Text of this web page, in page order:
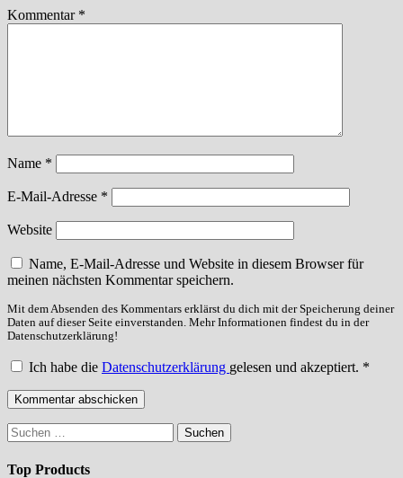
Kommentar *
Name *
E-Mail-Adresse *
Website
Name, E-Mail-Adresse und Website in diesem Browser für
meinen nächsten Kommentar speichern.
Mit dem Absenden des Kommentars erklärst du dich mit der Speicherung deiner
Daten auf dieser Seite einverstanden. Mehr Informationen findest du in der
Datenschutzerklärung!
Ich habe die Datenschutzerklärung gelesen und akzeptiert. *
Suchen
nach:
Top Products